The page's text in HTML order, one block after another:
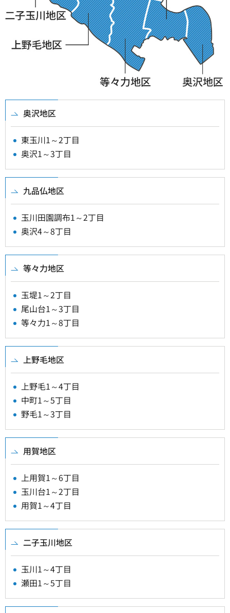
奥沢地区
東玉川1～2丁目
奥沢1～3丁目
九品仏地区
玉川田園調布1～2丁目
奥沢4～8丁目
等々力地区
玉堤1～2丁目
尾山台1～3丁目
等々力1～8丁目
上野毛地区
上野毛1～4丁目
中町1～5丁目
野毛1～3丁目
用賀地区
上用賀1～6丁目
玉川台1～2丁目
用賀1～4丁目
二子玉川地区
玉川1～4丁目
瀬田1～5丁目